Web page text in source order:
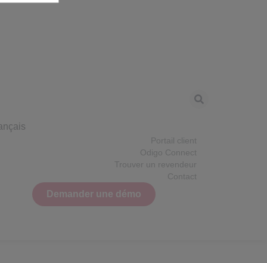
Portail client
Odigo Connect
Trouver un revendeur
Contact
Demander une démo